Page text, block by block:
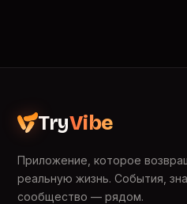
TryVibe
Приложение, которое
реальную жизнь. События,
сообщество — рядом.